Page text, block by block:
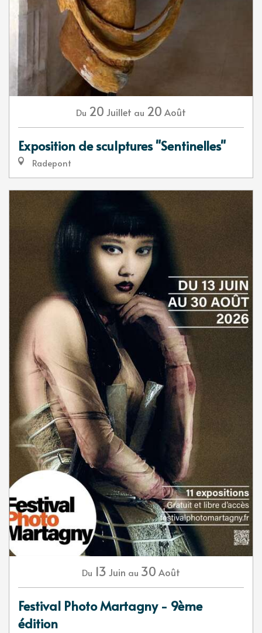
Du 20 Juillet au 20 Août
Exposition de sculptures "Sentinelles"
Radepont
Du 13 Juin au 30 Août
Festival Photo Martagny - 9ème
édition